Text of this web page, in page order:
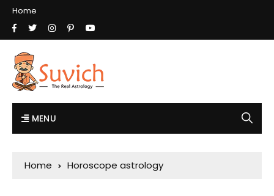
Home
MENU
Home Horoscope astrology